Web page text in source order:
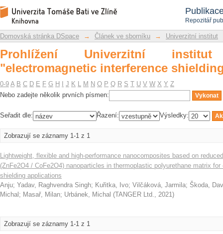
Repozitář
Prohlížení Univerzitní institut dle
shielding"
Repozitář DSpace/Manakin
Domovská stránka DSpace → Článek ve sborníku → Univerzitní institut
Prohlížení Univerzitní
"electromagnetic interference
0-9 A B C D E F G H J K L M N O P Q R S T U V W X Y Z
Nebo zadejte několik prvních písmen:
Seřadit dle: Řazení: Výsledky:
Zobrazují se záznamy 1-1 z 1
Lightweight, flexible and high-performance nanocomposites based on
(ZnFe2O4 / CoFe2O4) nanoparticles in thermoplastic polyurethane matrix
shielding applications
Anju; Yadav, Raghvendra Singh; Kuřitka, Ivo; Vilčáková, Jarmila; Škoda,
Michal ; Masař, Milan; Urbánek, Michal (TANGER Ltd., 2021)
Zobrazují se záznamy 1-1 z 1